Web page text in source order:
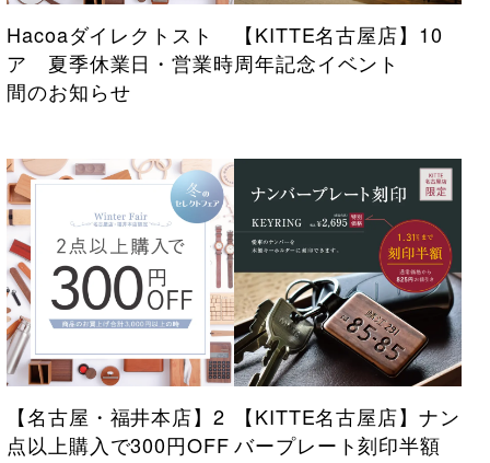
Hacoaダイレクトスト
ア 夏季休業日・営業時
間のお知らせ
【KITTE名古屋店】10
周年記念イベント
【名古屋・福井本店】2
点以上購入で300円OFF
【KITTE名古屋店】ナン
バープレート刻印半額